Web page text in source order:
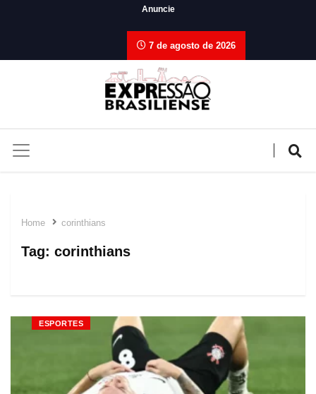
Anuncie
7 de agosto de 2026
Home corinthians
Tag: corinthians
ESPORTES